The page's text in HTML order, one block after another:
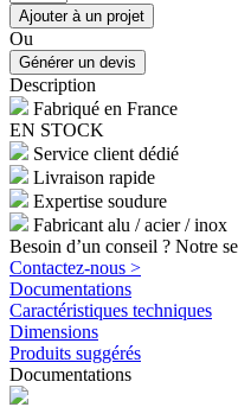
Ou
Description
Fabriqué en France
EN STOCK
Service client dédié
Livraison rapide
Expertise soudure
Fabricant alu / acier / inox
Besoin d’un conseil ? Notre
Contactez-nous >
Documentations
Caractéristiques techniques
Dimensions
Produits suggérés
Documentations